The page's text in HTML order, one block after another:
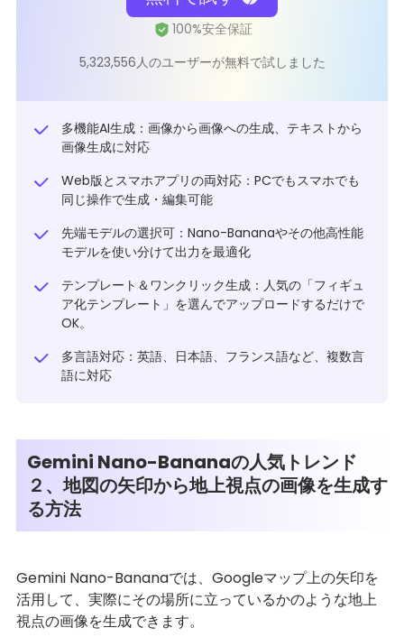
5,323,556人のユーザーが無料で試しました
多機能AI生成：画像から画像への生成、テキストから
画像生成に対応
Web版とスマホアプリの両対応：PCでもスマホでも
同じ操作で生成・編集可能
先端モデルの選択可：Nano-Bananaやその他高性能
モデルを使い分けて出力を最適化
テンプレート＆ワンクリック生成：人気の「フィギュ
ア化テンプレート」を選んでアップロードするだけで
OK。
多言語対応：英語、日本語、フランス語など、複数言
語に対応
Gemini Nano-Bananaの人気トレンド
２、地図の矢印から地上視点の画像を生成す
る方法
Gemini Nano-Bananaでは、Googleマップ上の矢印を
活用して、実際にその場所に立っているかのような地上
視点の画像を生成できます。